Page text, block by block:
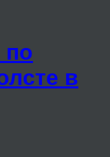
по
в